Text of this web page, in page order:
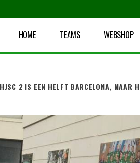
HOME TEAMS WEBSHOP
HJSC 2 IS EEN HELFT BARCELONA, MAAR